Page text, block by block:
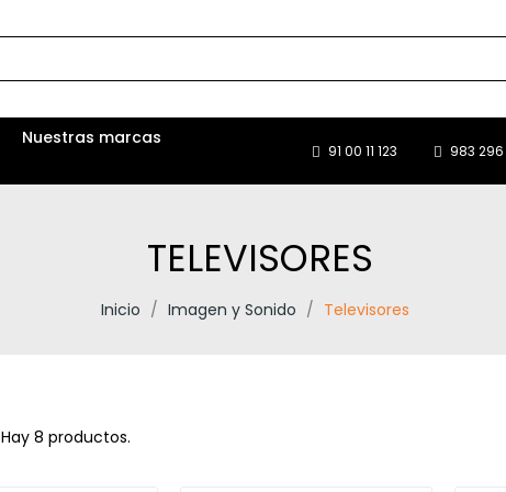
Nuestras marcas
91 00 11 123 983
TELEVISORES
Inicio Imagen y Sonido Televisores
Hay 8 productos.